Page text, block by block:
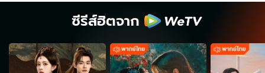
ซีรีส์ฮิตจาก